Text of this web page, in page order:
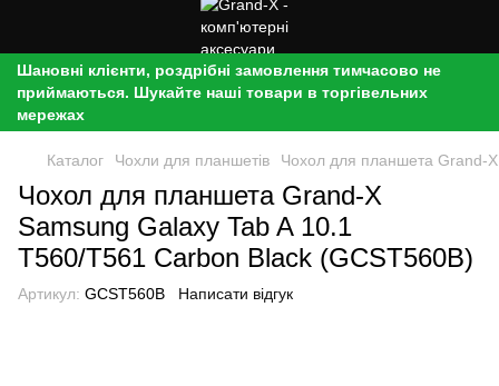
Шановні клієнти, роздрібні замовлення тимчасово не
приймаються. Шукайте наші товари в торгівельних
мережах
Каталог Чохли для планшетів Чохол для планшета Grand-
Чохол для планшета Grand-X
Samsung Galaxy Tab A 10.1
T560/T561 Carbon Black (GCST560B)
Артикул: GCST560B Написати відгук